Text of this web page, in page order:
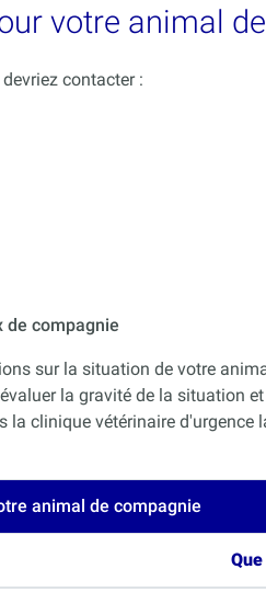
votre animal
contacter :
de compagnie
sur la situation de votre
la gravité de la situation
la clinique vétérinaire d'urgence
animal de compagnie